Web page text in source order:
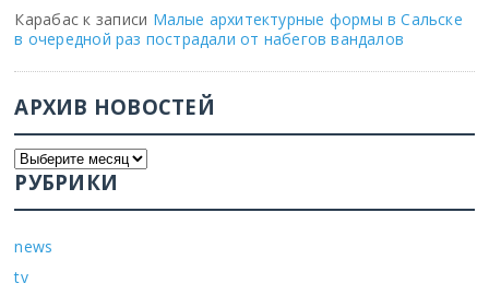
Карабас к записи Малые архитектурные формы в Сальске
в очередной раз пострадали от набегов вандалов
АРХИВ НОВОСТЕЙ
РУБРИКИ
news
tv